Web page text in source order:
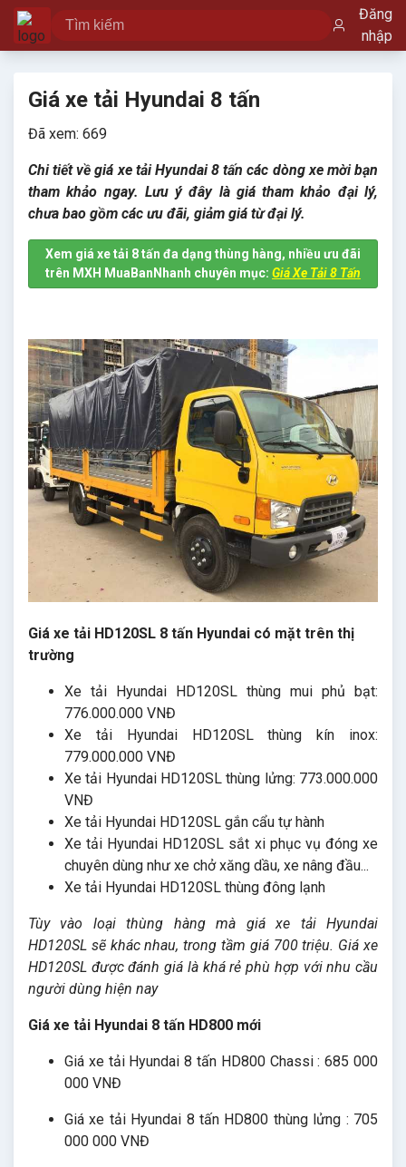
Đăng
nhập
Giá xe tải Hyundai 8 tấn
Đã xem: 669
Chi tiết về giá xe tải Hyundai 8 tấn các dòng xe mời bạn
tham khảo ngay. Lưu ý đây là giá tham khảo đại lý,
chưa bao gồm các ưu đãi, giảm giá từ đại lý.
Xem giá xe tải 8 tấn đa dạng thùng hàng, nhiều ưu đãi
trên MXH MuaBanNhanh chuyên mục: Giá Xe Tải 8 Tấn
Giá xe tải HD120SL 8 tấn Hyundai có mặt trên thị
trường
Xe tải Hyundai HD120SL thùng mui phủ bạt:
776.000.000 VNĐ
Xe tải Hyundai HD120SL thùng kín inox:
779.000.000 VNĐ
Xe tải Hyundai HD120SL thùng lửng: 773.000.000
VNĐ
Xe tải Hyundai HD120SL gắn cẩu tự hành
Xe tải Hyundai HD120SL sắt xi phục vụ đóng xe
chuyên dùng như xe chở xăng dầu, xe nâng đầu...
Xe tải Hyundai HD120SL thùng đông lạnh
Tùy vào loại thùng hàng mà giá xe tải Hyundai
HD120SL sẽ khác nhau, trong tầm giá 700 triệu. Giá xe
HD120SL được đánh giá là khá rẻ phù hợp với nhu cầu
người dùng hiện nay
Giá xe tải Hyundai 8 tấn HD800 mới
Giá xe tải Hyundai 8 tấn HD800 Chassi : 685 000
000 VNĐ
Giá xe tải Hyundai 8 tấn HD800 thùng lửng : 705
000 000 VNĐ